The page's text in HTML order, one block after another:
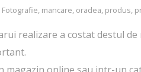
Fotografie, mancare, oradea, produs,
realizare a costat destul